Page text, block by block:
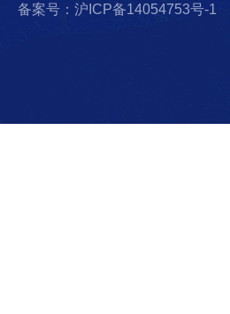
备案号：沪ICP备14054753号-1